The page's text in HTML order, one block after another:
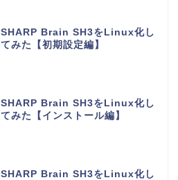
SHARP Brain SH3をLinux化し
てみた【初期設定編】
SHARP Brain SH3をLinux化し
てみた【インストール編】
SHARP Brain SH3をLinux化し